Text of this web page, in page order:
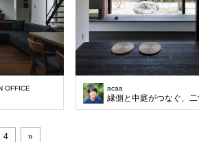
気感を味わるよう工夫しました。 造作のドアと
OFFICE acaa
縁側と中庭がつなぐ、
4 »